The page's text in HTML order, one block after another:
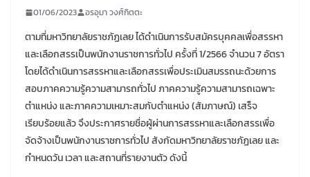
01/06/2023 อรอุมา วงศ์กิตตะ
ตามที่มหาวิทยาลัยราชภัฏเลย ได้ดำเนินการรับสมัครบุคคลเพื่อสรรหา
และเลือกสรรเป็นพนักงานราชการทั่วไป ครั้งที่ 1/2566 จำนวน 7 อัตรา
โดยได้ดำเนินการสรรหาและเลือกสรรเพื่อประเมินสมรรถนะด้วยการ
สอบภาคความรู้ความสามารถทั่วไป ภาคความรู้ความสามารถเฉพาะ
ตำแหน่ง และภาคความเหมาะสมกับตำแหน่ง (สัมภาษณ์) เสร็จ
เรียบร้อยแล้ว จึงประกาศรายชื่อผู้ผ่านการสรรหาและเลือกสรรเพื่อ
จัดจ้างเป็นพนักงานราชการทั่วไป สังกัดมหาวิทยาลัยราชภัฏเลย และ
กำหนดวัน เวลา และสถานที่รายงานตัว ดังนี้